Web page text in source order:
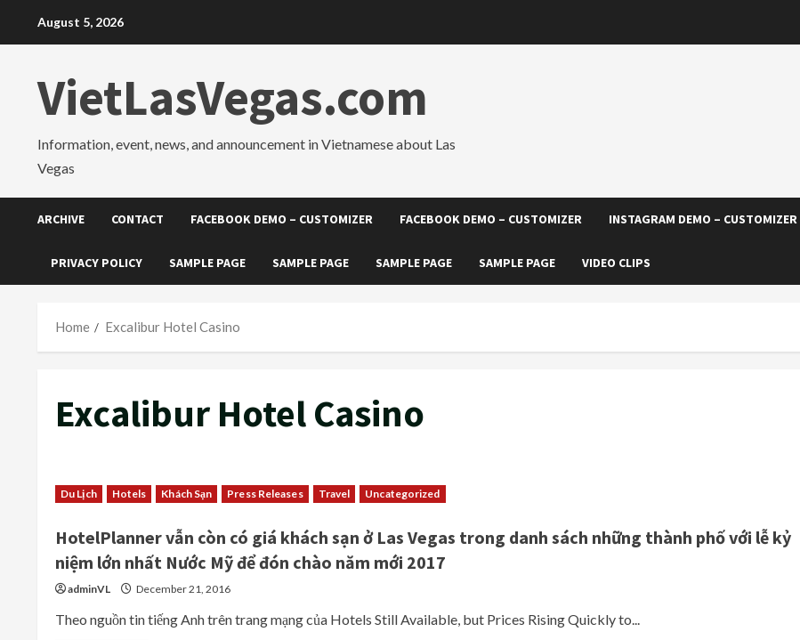
August 5, 2026
VietLasVegas.com
Information, event, news, and announcement in Vietnamese about Las
Vegas
ARCHIVE CONTACT FACEBOOK DEMO – CUSTOMIZER FACEBOOK DEMO – CUSTOMIZER INSTAGRAM DEMO – CUSTOMIZER
PRIVACY POLICY SAMPLE PAGE SAMPLE PAGE SAMPLE PAGE SAMPLE PAGE VIDEO CLIPS
Home Excalibur Hotel Casino
Excalibur Hotel Casino
Du Lịch Hotels Khách Sạn Press Releases Travel Uncategorized
HotelPlanner vẫn còn có giá khách sạn ở Las Vegas trong danh sách những thành phố với lễ kỷ
niệm lớn nhất Nước Mỹ để đón chào năm mới 2017
adminVL December 21, 2016
Theo nguồn tin tiếng Anh trên trang mạng của Hotels Still Available, but Prices Rising Quickly to...